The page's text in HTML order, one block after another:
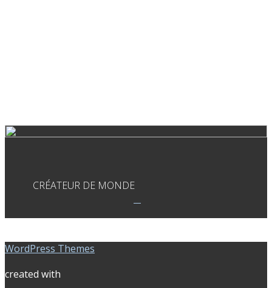
CRÉATEUR DE MONDE
WordPress Themes
created with